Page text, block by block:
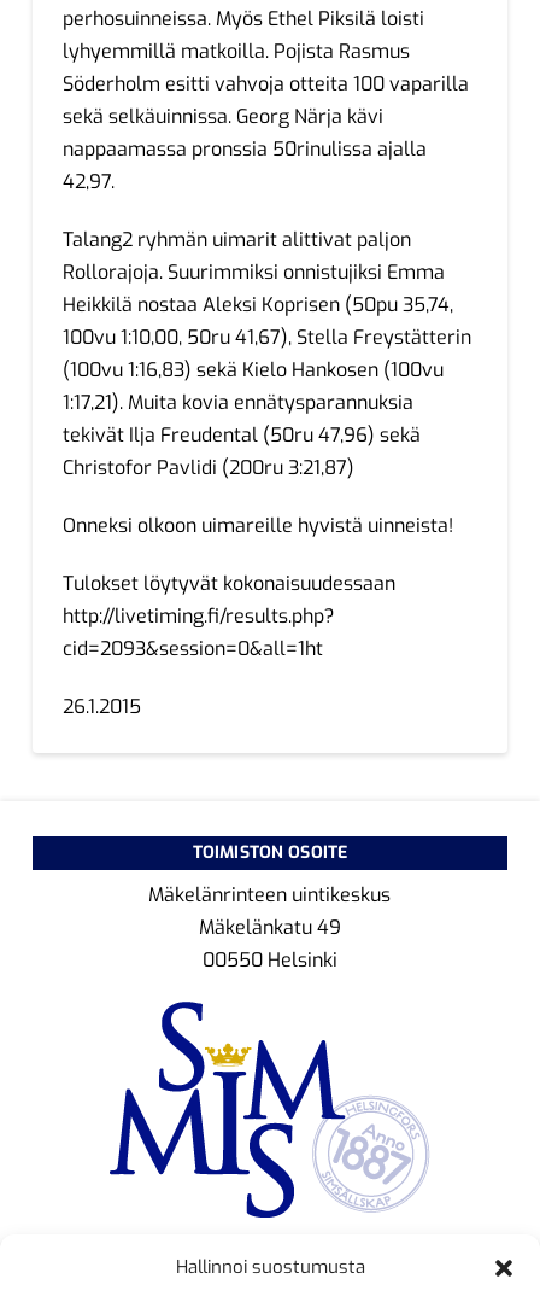
Hallinnoi suostumusta
perhosuinneissa. Myös Ethel Piksilä loisti
lyhyemmillä matkoilla. Pojista Rasmus
Söderholm esitti vahvoja otteita 100 vaparilla
sekä selkäuinnissa. Georg Närja kävi
nappaamassa pronssia 50rinulissa ajalla
42,97.
Talang2 ryhmän uimarit alittivat paljon
Rollorajoja. Suurimmiksi onnistujiksi Emma
Heikkilä nostaa Aleksi Koprisen (50pu 35,74,
100vu 1:10,00, 50ru 41,67), Stella Freystätterin
(100vu 1:16,83) sekä Kielo Hankosen (100vu
1:17,21). Muita kovia ennätysparannuksia
tekivät Ilja Freudental (50ru 47,96) sekä
Christofor Pavlidi (200ru 3:21,87)
Onneksi olkoon uimareille hyvistä uinneista!
Tulokset löytyvät kokonaisuudessaan
http://livetiming.fi/results.php?
cid=2093&session=0&all=1ht
26.1.2015
TOIMISTON OSOITE
Mäkelänrinteen uintikeskus
Mäkelänkatu 49
00550 Helsinki